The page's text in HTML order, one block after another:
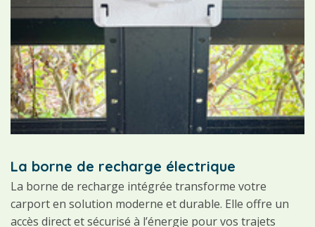
La borne de recharge électrique
La borne de recharge intégrée transforme votre
carport en solution moderne et durable. Elle offre un
accès direct et sécurisé à l’énergie pour vos trajets